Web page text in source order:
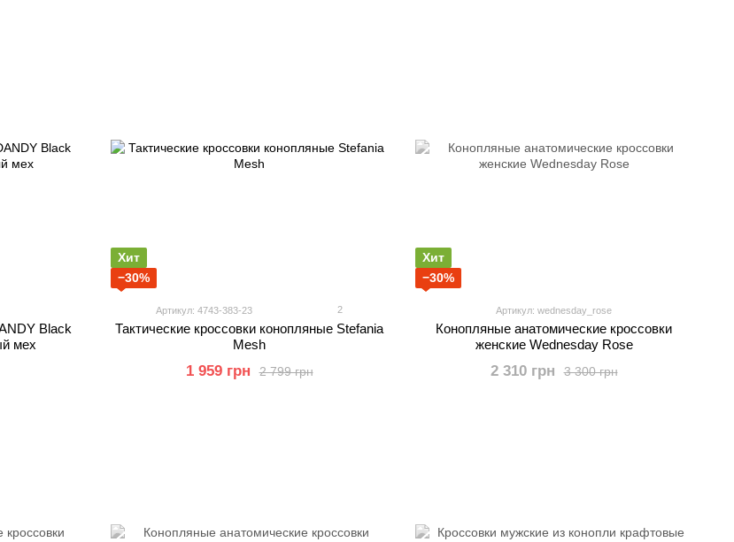
Black
мех
Хит
−30%
Артикул: 4743-383-23 2
Тактические кроссовки конопляные Stefania
Mesh
2 799 грн
1 959 грн
Хит
−30%
Артикул: wednesday_rose
Конопляные анатомические кроссовки
женские Wednesday Rose
3 300 грн
2 310 грн